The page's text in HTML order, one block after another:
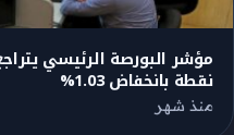
نقطة بانخفاض 1.03%
منذ شهر